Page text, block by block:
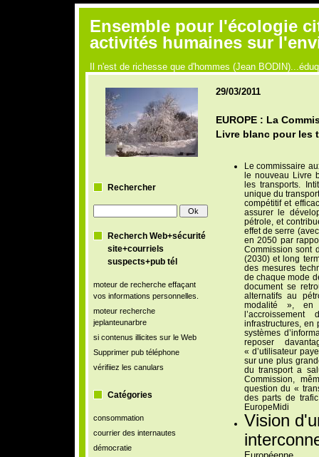
Ensemble pour l'écologie
activités humaines sur
Il n'est de richesse que d'hommes (Jean
Rechercher
Recherch Web+sécurité
site+courriels
suspects+pub tél
moteur de recherche effaçant
vos informations personnelles.
moteur recherche
jeplanteunarbre
si contenus illicites sur le Web
Supprimer pub téléphone
vérifiiez les canulars
Catégories
consommation
courrier des internautes
démocratie
29/03/2011
EUROPE : La
Livre blanc pour les
Le commissaire
le nouveau Livre
les transports.
unique du
compétitif et
assurer le
pétrole, et
effet de serre
en 2050 par
Commission sont
(2030) et long
des mesures
de chaque mode
document se
alternatifs au
modalité », en
infrastructures, en
systèmes
reposer
« d’utilisateur
sur une plus
du transport a
Commission,
question du «
des parts de
EuropeMidi
Vision